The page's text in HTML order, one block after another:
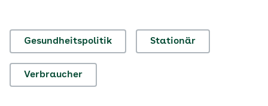
Gesundheitspolitik Stationär
Verbraucher